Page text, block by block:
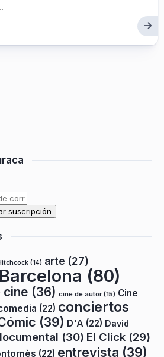
(14) arte (27)
Barcelona (80)
cine (36) cine de autor(15) Cine
(22) conciertos
(39) D'A (22) David
(30) El Click (29)
(22) entrevista (39)